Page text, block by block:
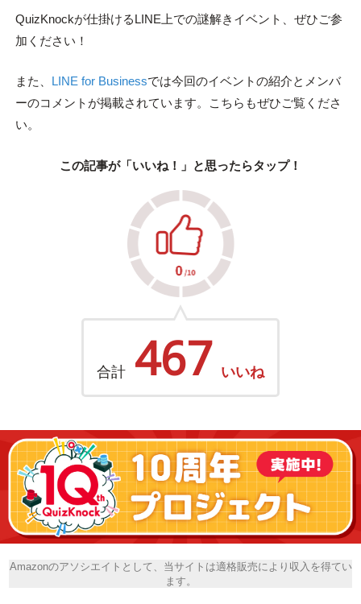
QuizKnockが仕掛けるLINE上での謎解きイベント、ぜひご参
加ください！
また、 LINE for Businessでは今回のイベントの紹介とメンバ
ーのコメントが掲載されています。こちらもぜひご覧くださ
い。
この記事が「いいね！」と思ったらタップ！
合計 467 いいね
Amazonのアソシエイトとして、当サイトは適格販売により収入を得てい
ます。